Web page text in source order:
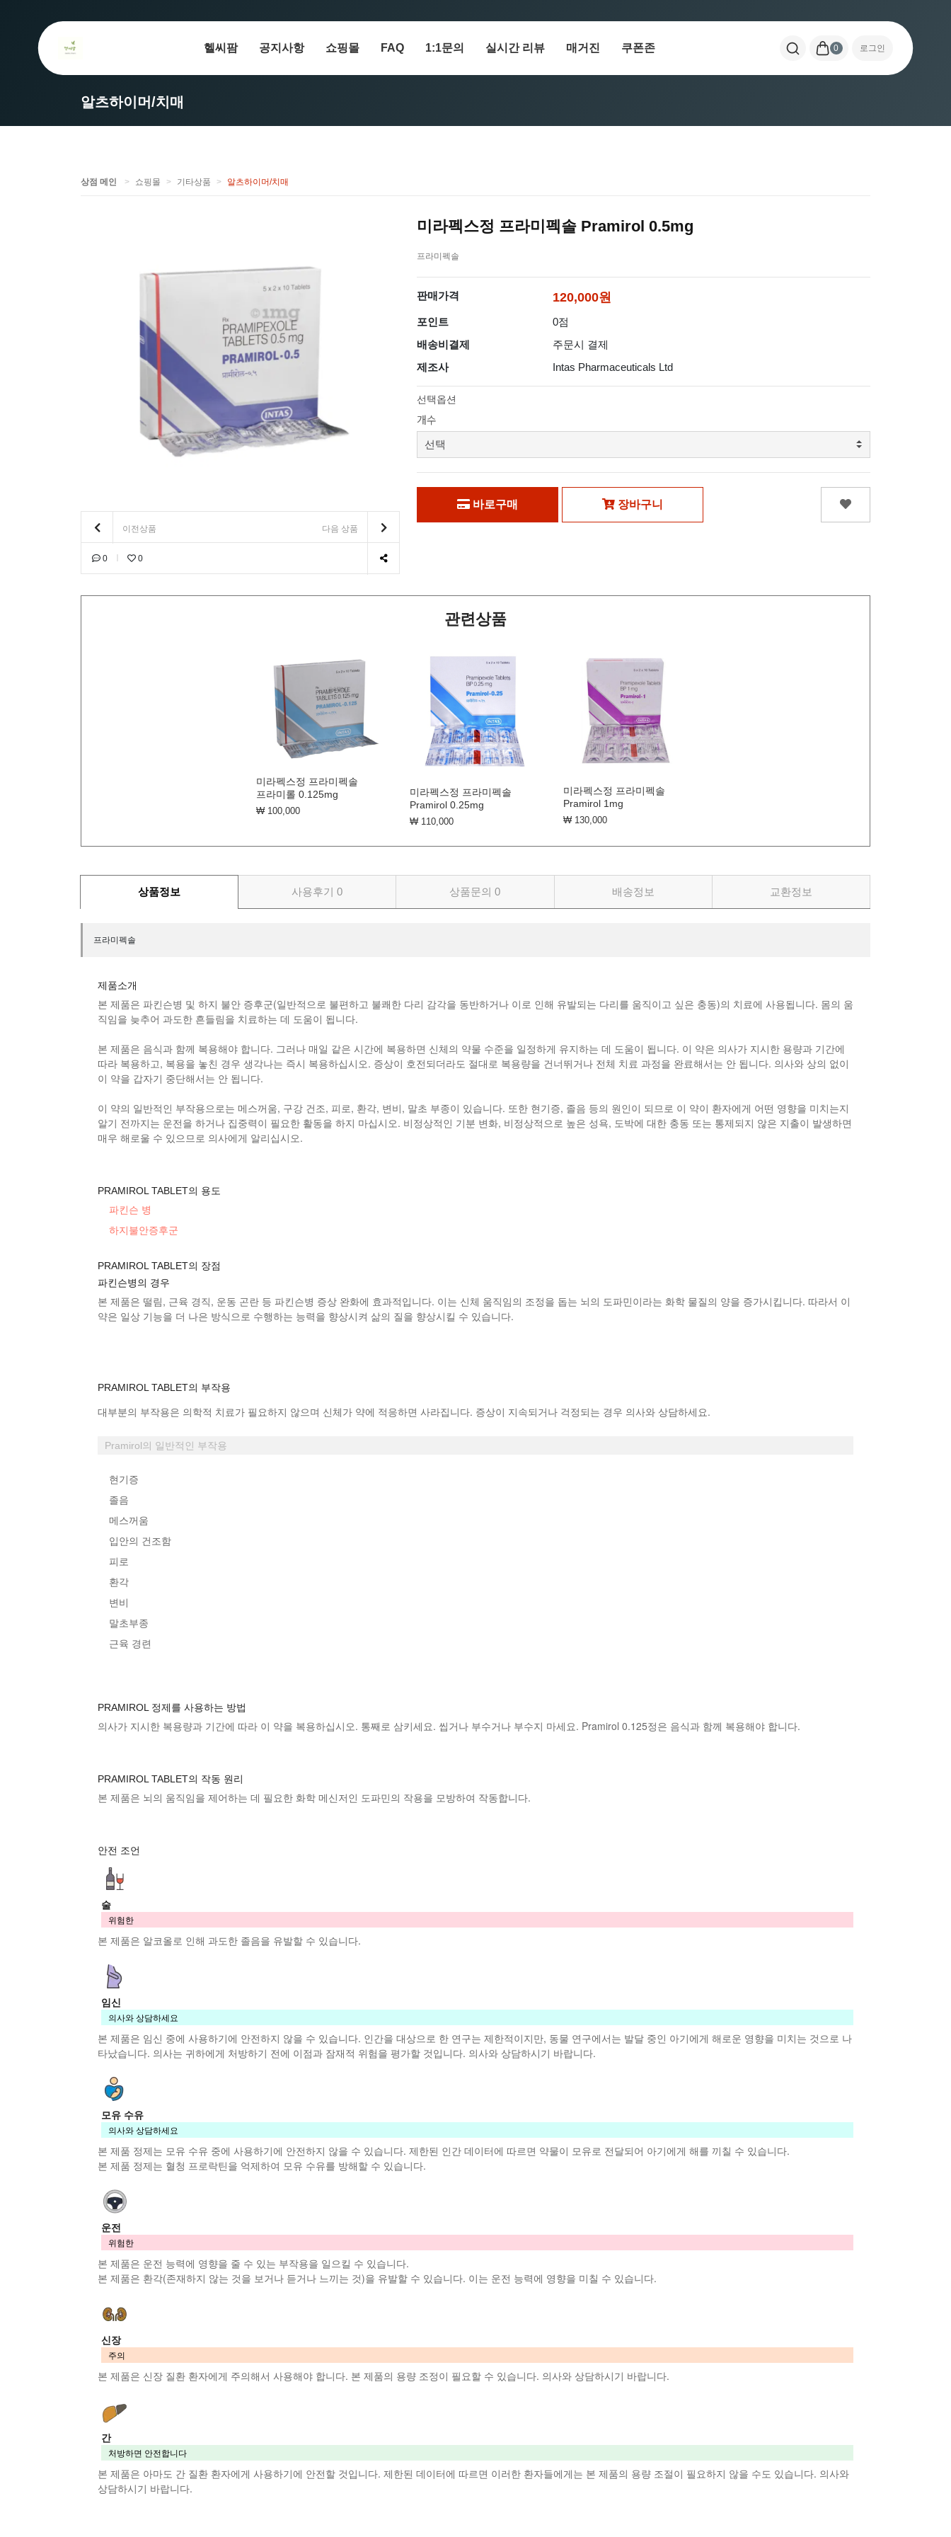
헬씨팜 공지사항 쇼핑몰 FAQ 1:1문의 실시간 리뷰 매거진 쿠폰존 0 로그인
알츠하이머/치매
상점 메인 쇼핑몰 기타상품 알츠하이머/치매
이전상품 다음 상품
0 0
미라펙스정 프라미펙솔 Pramirol 0.5mg
프라미펙솔
판매가격 120,000원
포인트
0점
배송비결제
주문시 결제
제조사
Intas Pharmaceuticals Ltd
선택옵션
개수
바로구매 장바구니
관련상품
미라펙스정 프라미펙솔
프라미롤 0.125mg
₩ 100,000
미라펙스정 프라미펙솔
Pramirol 0.25mg
₩ 110,000
미라펙스정 프라미펙솔
Pramirol 1mg
₩ 130,000
상품정보 사용후기0 상품문의0 배송정보 교환정보
프라미펙솔
제품소개
본 제품은 파킨슨병 및 하지 불안 증후군(일반적으로 불편하고 불쾌한 다리 감각을 동반하거나 이로 인해 유발되는 다리를 움직이고 싶은 충동)의 치료에 사용됩니다. 몸의 움
직임을 늦추어 과도한 흔들림을 치료하는 데 도움이 됩니다.
본 제품은 음식과 함께 복용해야 합니다. 그러나 매일 같은 시간에 복용하면 신체의 약물 수준을 일정하게 유지하는 데 도움이 됩니다. 이 약은 의사가 지시한 용량과 기간에
따라 복용하고, 복용을 놓친 경우 생각나는 즉시 복용하십시오. 증상이 호전되더라도 절대로 복용량을 건너뛰거나 전체 치료 과정을 완료해서는 안 됩니다. 의사와 상의 없이
이 약을 갑자기 중단해서는 안 됩니다.
이 약의 일반적인 부작용으로는 메스꺼움, 구강 건조, 피로, 환각, 변비, 말초 부종이 있습니다. 또한 현기증, 졸음 등의 원인이 되므로 이 약이 환자에게 어떤 영향을 미치는지
알기 전까지는 운전을 하거나 집중력이 필요한 활동을 하지 마십시오. 비정상적인 기분 변화, 비정상적으로 높은 성욕, 도박에 대한 충동 또는 통제되지 않은 지출이 발생하면
매우 해로울 수 있으므로 의사에게 알리십시오.
PRAMIROL TABLET의 용도
파킨슨 병
하지불안증후군
PRAMIROL TABLET의 장점
파킨슨병의 경우
본 제품은 떨림, 근육 경직, 운동 곤란 등 파킨슨병 증상 완화에 효과적입니다. 이는 신체 움직임의 조정을 돕는 뇌의 도파민이라는 화학 물질의 양을 증가시킵니다. 따라서 이
약은 일상 기능을 더 나은 방식으로 수행하는 능력을 향상시켜 삶의 질을 향상시킬 수 있습니다.
PRAMIROL TABLET의 부작용
대부분의 부작용은 의학적 치료가 필요하지 않으며 신체가 약에 적응하면 사라집니다. 증상이 지속되거나 걱정되는 경우 의사와 상담하세요.
Pramirol의 일반적인 부작용
현기증
졸음
메스꺼움
입안의 건조함
피로
환각
변비
말초부종
근육 경련
PRAMIROL 정제를 사용하는 방법
의사가 지시한 복용량과 기간에 따라 이 약을 복용하십시오. 통째로 삼키세요. 씹거나 부수거나 부수지 마세요. Pramirol 0.125정은 음식과 함께 복용해야 합니다.
PRAMIROL TABLET의 작동 원리
본 제품은 뇌의 움직임을 제어하는 ​​데 필요한 화학 메신저인 도파민의 작용을 모방하여 작동합니다.
안전 조언
술
위험한
본 제품은 알코올로 인해 과도한 졸음을 유발할 수 있습니다.
임신
의사와 상담하세요
본 제품은 임신 중에 사용하기에 안전하지 않을 수 있습니다. 인간을 대상으로 한 연구는 제한적이지만, 동물 연구에서는 발달 중인 아기에게 해로운 영향을 미치는 것으로 나
타났습니다. 의사는 귀하에게 처방하기 전에 이점과 잠재적 위험을 평가할 것입니다. 의사와 상담하시기 바랍니다.
모유 수유
의사와 상담하세요
본 제품 정제는 모유 수유 중에 사용하기에 안전하지 않을 수 있습니다. 제한된 인간 데이터에 따르면 약물이 모유로 전달되어 아기에게 해를 끼칠 수 있습니다.
본 제품 정제는 혈청 프로락틴을 억제하여 모유 수유를 방해할 수 있습니다.
운전
위험한
본 제품은 운전 능력에 영향을 줄 수 있는 부작용을 일으킬 수 있습니다.
본 제품은 환각(존재하지 않는 것을 보거나 듣거나 느끼는 것)을 유발할 수 있습니다. 이는 운전 능력에 영향을 미칠 수 있습니다.
신장
주의
본 제품은 신장 질환 환자에게 주의해서 사용해야 합니다. 본 제품의 용량 조정이 필요할 수 있습니다. 의사와 상담하시기 바랍니다.
간
처방하면 안전합니다
본 제품은 아마도 간 질환 환자에게 사용하기에 안전할 것입니다. 제한된 데이터에 따르면 이러한 환자들에게는 본 제품의 용량 조절이 필요하지 않을 수도 있습니다. 의사와
상담하시기 바랍니다.